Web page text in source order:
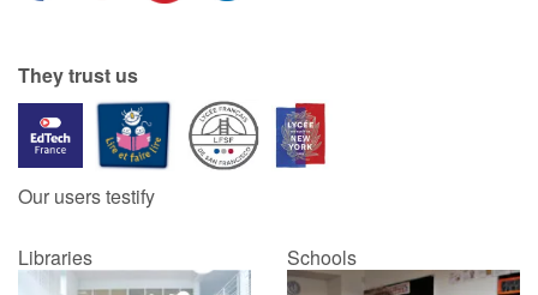
They trust us
Our users testify
Libraries Schools